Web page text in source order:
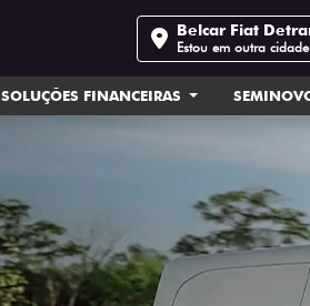
Belcar Fiat
Estou em outra cidade
SOLUÇÕES FINANCEIRAS